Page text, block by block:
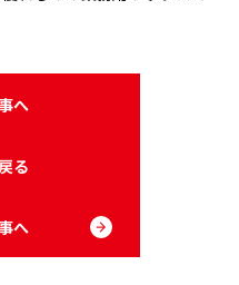
へ
る
へ